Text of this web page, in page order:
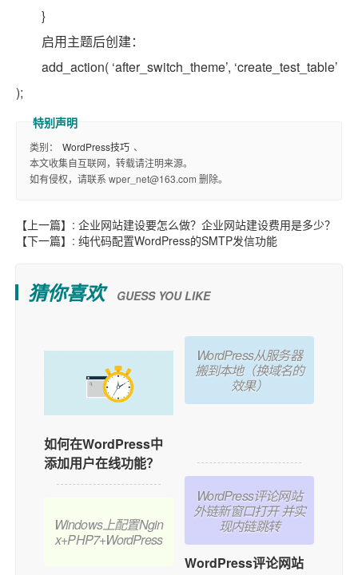
}
启用主题后创建：
add_action( ‘after_switch_theme’, ‘create_test_table’
);
类别： WordPress技巧 、
本文收集自互联网，转载请注明来源。
如有侵权，请联系 wper_net@163.com 删除。
【上一篇】: 企业网站建设要怎么做？企业网站建设费用是多少？
【下一篇】: 纯代码配置WordPress的SMTP发信功能
猜你喜欢 GUESS YOU LIKE
如何在WordPress中
添加用户在线功能？
Windows上配置Ngin
x+PHP7+WordPress
WordPress从服务器
搬到本地（换域名的
效果）
果）
WordPress评论网站
外链新窗口打开 并实
现内链跳转
WordPress评论网站